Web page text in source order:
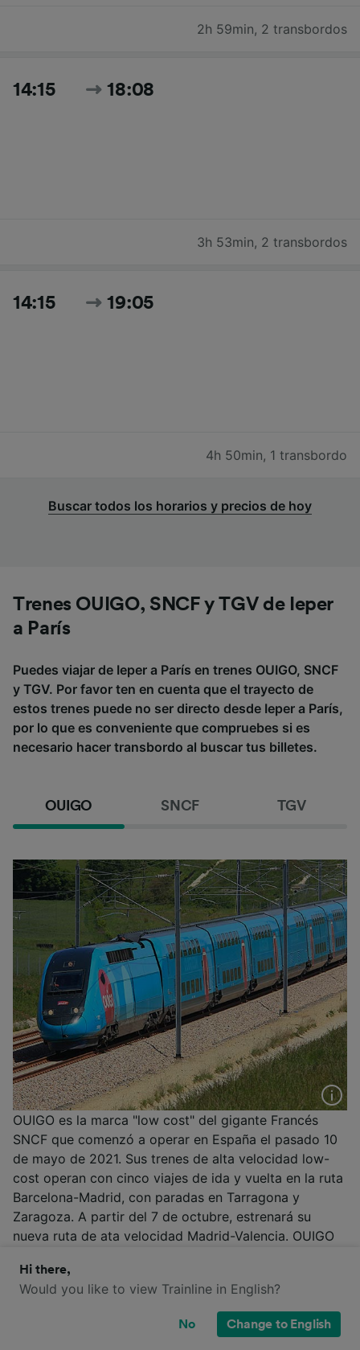
2h 59min, 2 transbordos
14:15 18:08
3h 53min, 2 transbordos
14:15 19:05
4h 50min, 1 transbordo
Buscar todos los horarios y precios de hoy
Trenes OUIGO, SNCF y TGV de Ieper
a París
Puedes viajar de Ieper a París en trenes OUIGO, SNCF
y TGV. Por favor ten en cuenta que el trayecto de
estos trenes puede no ser directo desde Ieper a París,
por lo que es conveniente que compruebes si es
necesario hacer transbordo al buscar tus billetes.
OUIGO SNCF TGV
OUIGO es la marca "low cost" del gigante Francés
SNCF que comenzó a operar en España el pasado 10
de mayo de 2021. Sus trenes de alta velocidad low-
cost operan con cinco viajes de ida y vuelta en la ruta
Barcelona-Madrid, con paradas en Tarragona y
Zaragoza. A partir del 7 de octubre, estrenará su
nueva ruta de ata velocidad Madrid-Valencia. OUIGO
cuenta con un servicio de bar. Con el pack OUIGO
Plus puedes contratar servicios adicionales:
emplazamiento prioritario en asientos XL (sujetos a
disponibilidad), elección de asiento, un equipaje extra
Hi there,
Would you like to view Trainline in English?
No Change to English